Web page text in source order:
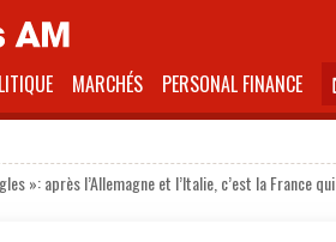
MARCHÉS PERSONAL FINANCE
»: après l’Allemagne et l’Italie, c’est la France